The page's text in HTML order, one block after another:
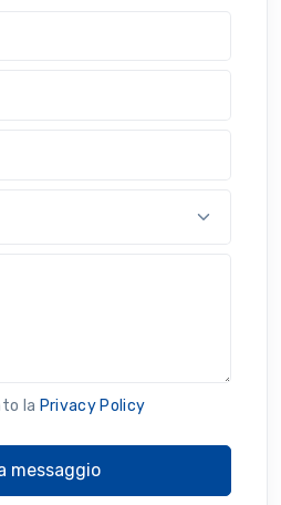
la Privacy Policy
messaggio